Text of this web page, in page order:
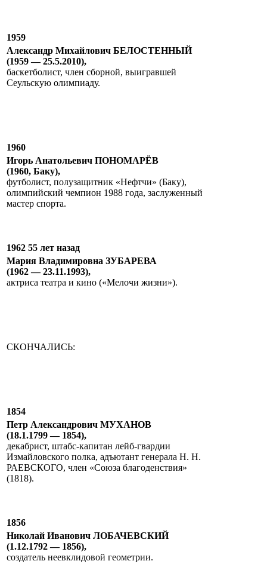
1959
Александр Михайлович БЕЛОСТЕННЫЙ
(1959 — 25.5.2010),
баскетболист, член сборной, выигравшей
Сеульскую олимпиаду.
1960
Игорь Анатольевич ПОНОМАРЁВ
(1960, Баку),
футболист, полузащитник «Нефтчи» (Баку),
олимпийский чемпион 1988 года, заслуженный
мастер спорта.
1962 55 лет назад
Мария Владимировна ЗУБАРЕВА
(1962 — 23.11.1993),
актриса театра и кино («Мелочи жизни»).
СКОНЧАЛИСЬ:
1854
Петр Александрович МУХАНОВ
(18.1.1799 — 1854),
декабрист, штабс-капитан лейб-гвардии
Измайловского полка, адъютант генерала Н. Н.
РАЕВСКОГО, член «Союза благоденствия»
(1818).
1856
Николай Иванович ЛОБАЧЕВСКИЙ
(1.12.1792 — 1856),
создатель неевклидовой геометрии.